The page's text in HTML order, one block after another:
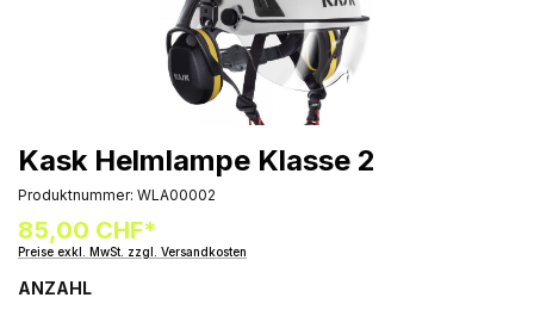
Kask Helmlampe Klasse 2
Produktnummer: WLA00002
85,00 CHF*
Preise exkl. MwSt. zzgl. Versandkosten
ANZAHL